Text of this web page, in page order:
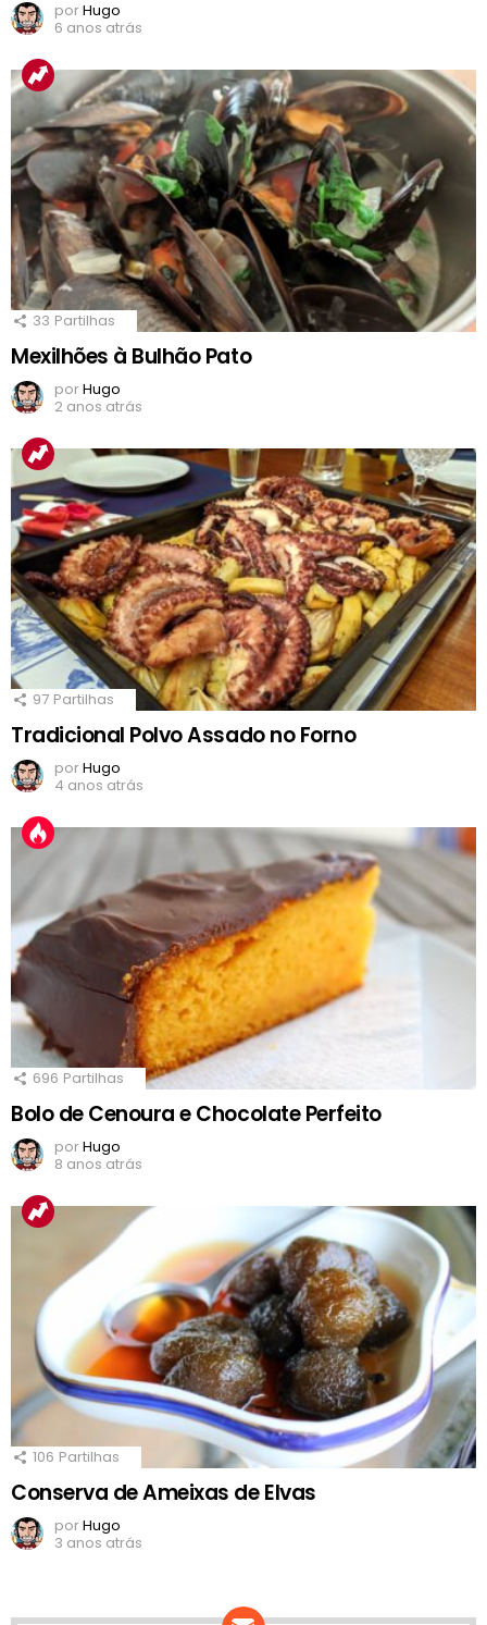
porHugo
6 anos atrás
33 Partilhas
Mexilhões à Bulhão Pato
porHugo
2 anos atrás
97 Partilhas
Tradicional Polvo Assado no Forno
porHugo
4 anos atrás
696 Partilhas
Bolo de Cenoura e Chocolate Perfeito
porHugo
8 anos atrás
106 Partilhas
Conserva de Ameixas de Elvas
porHugo
3 anos atrás